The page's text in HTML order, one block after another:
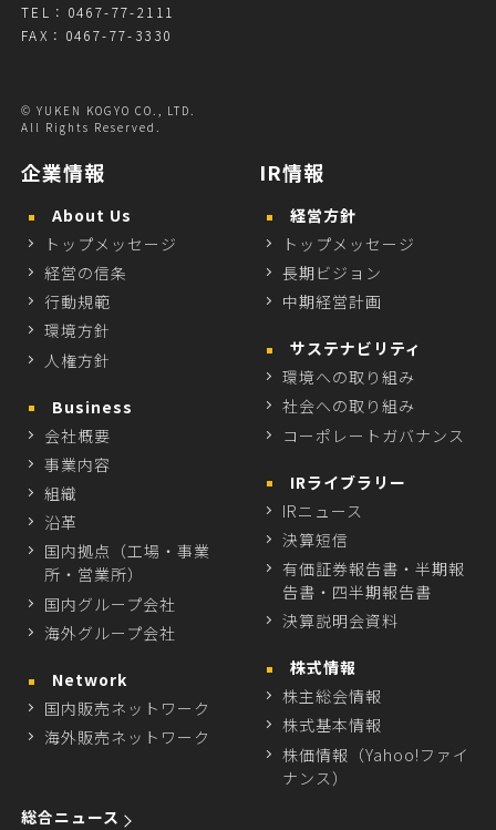
TEL： 0467-77-2111
FAX：0467-77-3330
© YUKEN KOGYO CO., LTD.
All Rights Reserved.
企業情報
About Us
トップメッセージ
経営の信条
行動規範
環境方針
人権方針
Business
会社概要
事業内容
組織
沿革
国内拠点（工場・事業
所・営業所）
国内グループ会社
海外グループ会社
Network
国内販売ネットワーク
海外販売ネットワーク
総合ニュース
IR情報
経営方針
トップメッセージ
長期ビジョン
中期経営計画
サステナビリティ
環境への取り組み
社会への取り組み
コーポレートガバナンス
IRライブラリー
IRニュース
決算短信
有価証券報告書・半期報
告書・四半期報告書
決算説明会資料
株式情報
株主総会情報
株式基本情報
株価情報（Yahoo!ファイ
ナンス）